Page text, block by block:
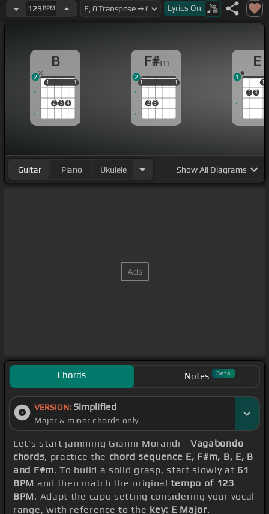
[F#m]vagabondo,[B]
qualche santo mi guiderà
123 BPM Lyrics On
B
1
2 3 4
1
1 1
2
F#m
1
2 3
1
1 1
2
E
2 3
1
1
Guitar Piano Ukulele ShowAll Diagrams
Chords Notes Beta
VERSION: Simplified
Major & minor chords only
Let's start jamming Gianni Morandi - Vagabondo
chords, practice the chord sequence E, F#m, B, E, B
and F#m. To build a solid grasp, start slowly at 61
BPM and then match the originaltempo of 123
BPM. Adapt the capo setting considering your vocal
range, with reference to the key: E Major.